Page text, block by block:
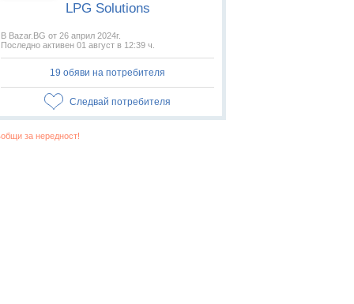
LPG Solutions
В Bazar.BG от 26 април 2024г.
Последно активен 01 август в 12:39 ч.
19 обяви на потребителя
Следвай потребителя
за нередност!